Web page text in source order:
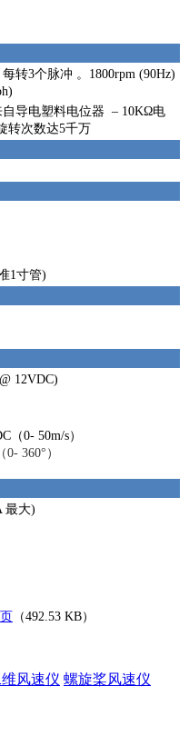
转3个脉冲 。1800rpm (90Hz)
自导电塑料电位器 – 10KΩ电
转次数达5千万
1寸管)
12VDC)
（0- 50m/s）
360°）
最大)
（492.53 KB）
维风速仪 螺旋桨风速仪